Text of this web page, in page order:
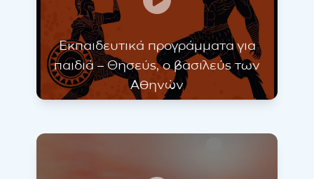
Εκπαιδευτικά προγράμματα για
παιδιά – Θησεύς, ο βασιλεύς των
Αθηνών